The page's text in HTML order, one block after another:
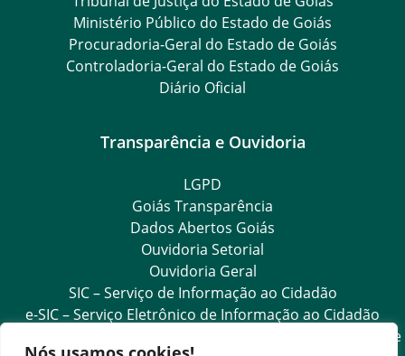
Ministério Público do Estado de Goiás
Procuradoria-Geral do Estado de Goiás
Controladoria-Geral do Estado de Goiás
Diário Oficial
Transparência e Ouvidoria
LGPD
Goiás Transparência
Dados Abertos Goiás
Ouvidoria Setorial
Ouvidoria Geral
SIC – Serviço de Informação ao Cidadão
e-SIC – Serviço Eletrônico de Informação ao Cidadão
Acesso às Informações das Organizações Sociais de Saúde